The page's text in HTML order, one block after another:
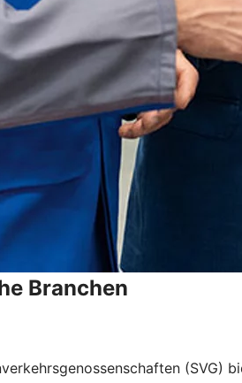
Branchen